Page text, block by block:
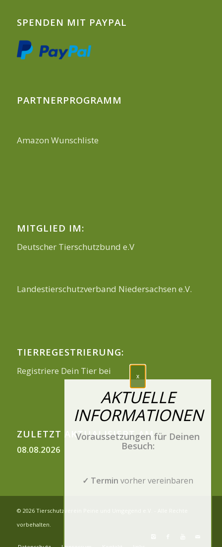
SPENDEN MIT PAYPAL
PARTNERPROGRAMM
Amazon Wunschliste
MITGLIED IM:
Deutscher Tierschutzbund e.V
Landestierschutzverband Niedersachsen e.V.
TIERREGESTRIERUNG:
Registriere Dein Tier bei
ZULETZT AKTUALISIERT AM
08.08.2026
© 2026 Tierschutzverein Peine und Umgegend e.V. - Alle Rechte
vorbehalten.
Voraussetzungen für Deinen
Besuch:
✓ Termin vorher vereinbaren